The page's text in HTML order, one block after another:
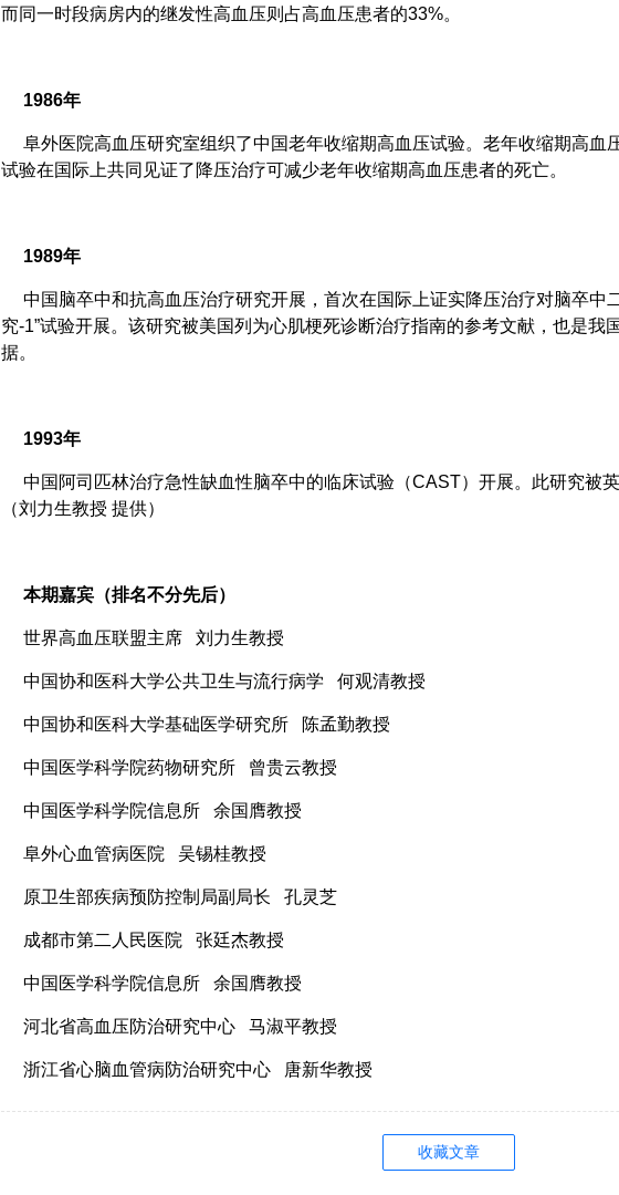
而同一时段病房内的继发性高血压则占高血压患者的33%。
1986年
阜外医院高血压研究室组织了中国老年收缩期高血压试验。老年收缩期高血
试验在国际上共同见证了降压治疗可减少老年收缩期高血压患者的死亡。
1989年
中国脑卒中和抗高血压治疗研究开展，首次在国际上证实降压治疗对脑卒中
究-1”试验开展。该研究被美国列为心肌梗死诊断治疗指南的参考文献，也是我
据。
1993年
中国阿司匹林治疗急性缺血性脑卒中的临床试验（CAST）开展。此研究被英
（刘力生教授 提供）
本期嘉宾（排名不分先后）
世界高血压联盟主席 刘力生教授
中国协和医科大学公共卫生与流行病学 何观清教授
中国协和医科大学基础医学研究所 陈孟勤教授
中国医学科学院药物研究所 曾贵云教授
中国医学科学院信息所 余国膺教授
阜外心血管病医院 吴锡桂教授
原卫生部疾病预防控制局副局长 孔灵芝
成都市第二人民医院 张廷杰教授
中国医学科学院信息所 余国膺教授
河北省高血压防治研究中心 马淑平教授
浙江省心脑血管病防治研究中心 唐新华教授
收藏文章